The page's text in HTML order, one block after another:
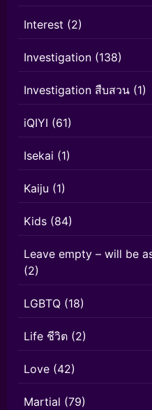
Interest (2)
Investigation (138)
Investigation สืบสวน (1)
iQIYI (61)
Isekai (1)
Kaiju (1)
Kids (84)
Leave empty – will be
(2)
LGBTQ (18)
Life ชีวิต (2)
Love (42)
Martial (79)